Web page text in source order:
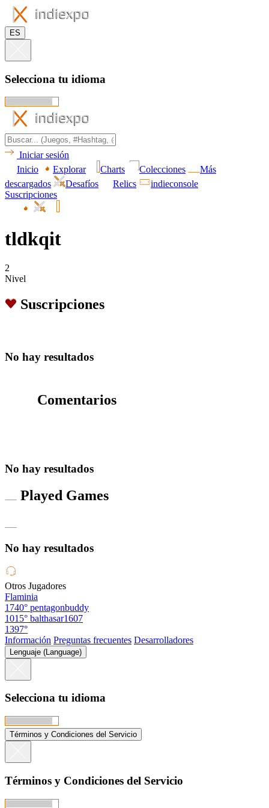
ES
Selecciona tu idioma
Iniciar sesión
Inicio
Explorar Charts Colecciones
Más
descargados
Desafíos Relics
indieconsole
Suscripciones
tldkqit
2
Nivel
Suscripciones
No hay resultados
Comentarios
No hay resultados
Played Games
No hay resultados
Otros Jugadores
Flaminia
1740° pentagonbuddy
1015° balthasar1607
1397°
Información Preguntas frecuentes Desarrolladores
Lenguaje (Language)
Selecciona tu idioma
Términos y Condiciones del Servicio
Términos y Condiciones del Servicio